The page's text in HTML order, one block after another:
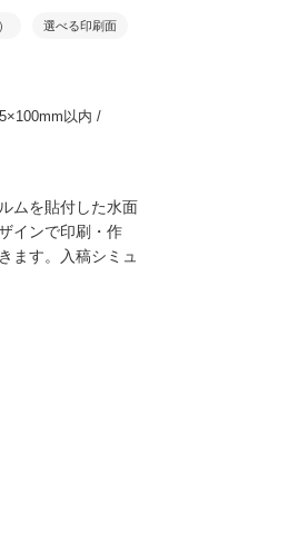
選べる印刷面
以内 /
ムを貼付した水面
インで印刷・作
ます。入稿シミュ